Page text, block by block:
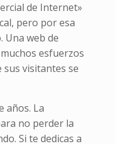
de Internet»
pero por esa
Una web de
esfuerzos
sus visitantes se
años. La
no perder la
Si te dedicas a